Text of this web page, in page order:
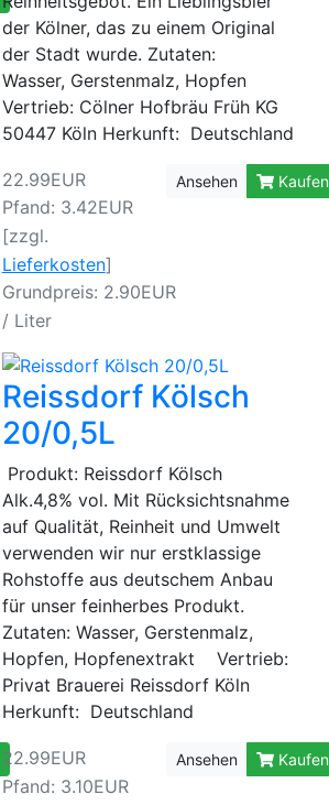
der Kölner, das zu einem Original
der Stadt wurde. Zutaten:
Wasser, Gerstenmalz, Hopfen
Vertrieb: Cölner Hofbräu Früh KG
50447 Köln Herkunft: Deutschland
22.99EUR
Pfand: 3.42EUR
[zzgl.
Lieferkosten]
Grundpreis: 2.90EUR
/ Liter
Ansehen Kaufen
Reissdorf Kölsch
20/0,5L
Produkt: Reissdorf Kölsch
Alk.4,8% vol. Mit Rücksichtsnahme
auf Qualität, Reinheit und Umwelt
verwenden wir nur erstklassige
Rohstoffe aus deutschem Anbau
für unser feinherbes Produkt.
Zutaten: Wasser, Gerstenmalz,
Hopfen, Hopfenextrakt Vertrieb:
Privat Brauerei Reissdorf Köln
Herkunft: Deutschland
22.99EUR
Pfand: 3.10EUR
Ansehen Kaufen